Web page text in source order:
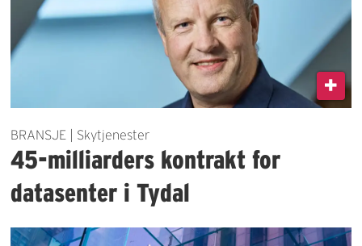
BRANSJE | Skytjenester
45-milliarders kontrakt for
datasenter i Tydal